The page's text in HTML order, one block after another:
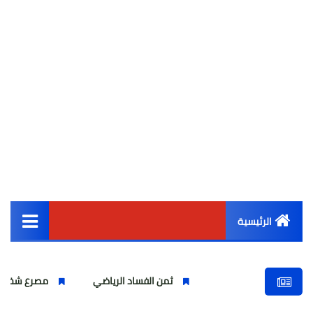
الرئيسية
أخبار مصرثمن الفساد الرياضي مصرع شخص واصابة